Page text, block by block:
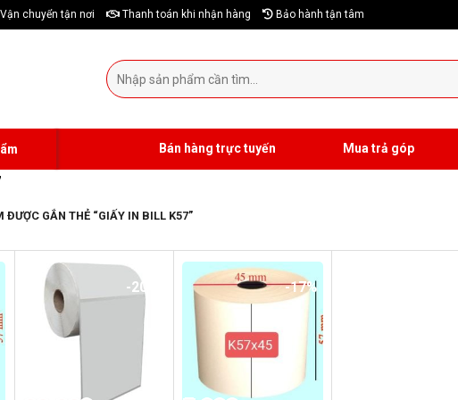
Vận chuyển tận nơi Thanh toán khi nhận hàng Bảo hành tận tâm
Tìm
kiếm:
Bán hàng trực tuyến Mua trả góp
ĐƯỢC GẮN THẺ “GIẤY IN BILL K57”
-20% -17%